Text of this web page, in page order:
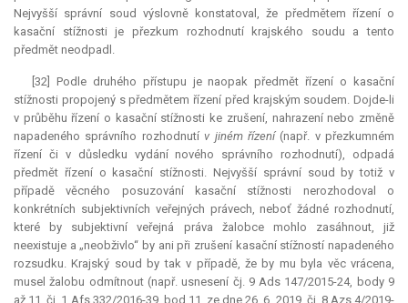
Nejvyšší správní soud výslovně konstatoval, že předmětem řízení o
kasační stížnosti je přezkum rozhodnutí krajského soudu a tento
předmět neodpadl.
[32] Podle druhého přístupu je naopak předmět řízení o kasační
stížnosti propojený s předmětem řízení před krajským soudem. Dojde-li
v průběhu řízení o kasační stížnosti ke zrušení, nahrazení nebo změně
napadeného správního rozhodnutív jiném řízení(např. v přezkumném
řízení či v důsledku vydání nového správního rozhodnutí), odpadá
předmět řízení o kasační stížnosti. Nejvyšší správní soud by totiž v
případě věcného posuzování kasační stížnosti nerozhodoval o
konkrétních subjektivních veřejných právech, neboť žádné rozhodnutí,
které by subjektivní veřejná práva žalobce mohlo zasáhnout, již
neexistuje a „neobživlo“ by ani při zrušení kasační stížností napadeného
rozsudku. Krajský soud by tak v případě, že by mu byla věc vrácena,
musel žalobu odmítnout (např. usnesení čj. 9 Ads 147/2015-24, body 9
až 11, čj. 1 Afs 332/2016-39, bod 11, ze dne 26. 6. 2019, čj. 8 Azs 4/2019-